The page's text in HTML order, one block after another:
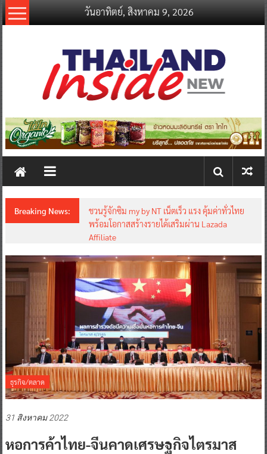
Skip
to
วันอาทิตย์, สิงหาคม 9, 2026
thailandinsidenew.com
Thailand
New
Breaking News:
ชวนรู้จักซิม my by NT เน็ตเร็ว แรง คุ้มค่าทั่วไทย
พร้อมโอกาสสร้างรายได้เสริมผ่าน Lazada
Affiliate
ธุรกิจ/ตลาด
31 สิงหาคม 2022
หอการค้าไทย-จีนคาดเศรษฐกิจไตรมาส